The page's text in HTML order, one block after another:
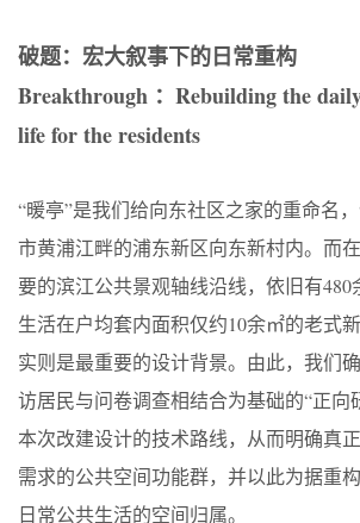
破题：宏大叙事下的日常重构
Breakthrough ：Rebuilding the
life for the residents
“暖亭”是我们给向东社区之家的重命名
市黄浦江畔的浦东新区向东新村内。而
要的滨江公共景观轴线沿线，依旧有480
生活在户均套内面积仅约10余㎡的老式
实则是最重要的设计背景。由此，我们
访居民与问卷调查相结合为基础的“正向
本次改建设计的技术路线，从而明确真
需求的公共空间功能群，并以此为据重
日常公共生活的空间归属。